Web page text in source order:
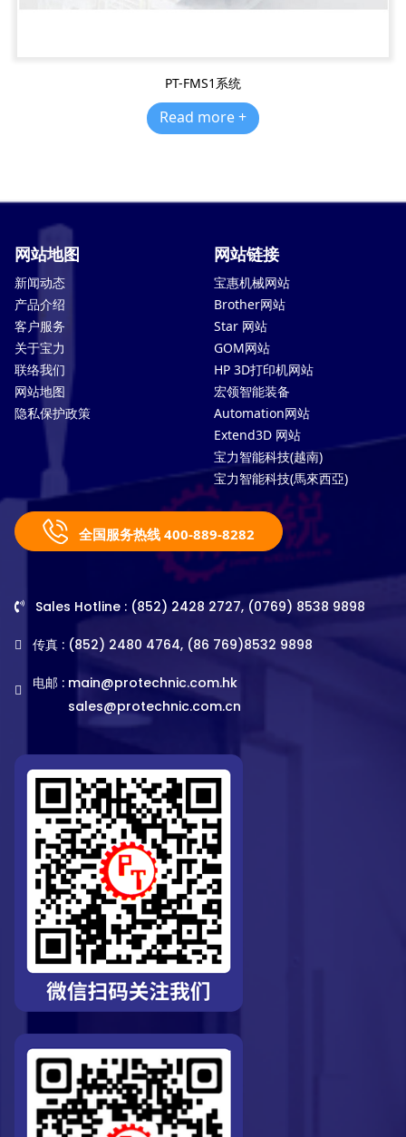
PT-FMS1系统
Read more +
网站地图
新闻动态
产品介绍
客户服务
关于宝力
联络我们
网站地图
隐私保护政策
网站链接
宝惠机械网站
Brother网站
Star 网站
GOM网站
HP 3D打印机网站
宏领智能装备
Automation网站
Extend3D 网站
宝力智能科技(越南)
宝力智能科技(馬來西亞)
全国服务热线 400-889-8282
Sales Hotline : (852) 2428 2727, (0769) 8538 9898
传真 : (852) 2480 4764, (86 769)8532 9898
电邮 : main@protechnic.com.hk
sales@protechnic.com.cn